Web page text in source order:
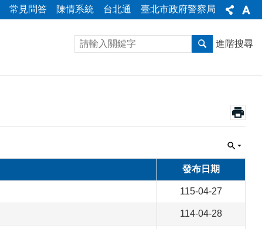
常見問答 陳情系統 台北通 臺北市政府警察局
進階搜尋
發布日期
115-04-27
114-04-28